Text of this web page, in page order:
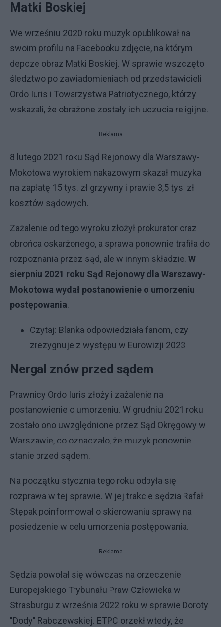
Matki Boskiej
We wrześniu 2020 roku muzyk opublikował na
swoim profilu na Facebooku zdjęcie, na którym
depcze obraz Matki Boskiej. W sprawie wszczęto
śledztwo po zawiadomieniach od przedstawicieli
Ordo Iuris i Towarzystwa Patriotycznego, którzy
wskazali, że obrażone zostały ich uczucia religijne.
Reklama
8 lutego 2021 roku Sąd Rejonowy dla Warszawy-
Mokotowa wyrokiem nakazowym skazał muzyka
na zapłatę 15 tys. zł grzywny i prawie 3,5 tys. zł
kosztów sądowych.
Zażalenie od tego wyroku złożył prokurator oraz
obrońca oskarżonego, a sprawa ponownie trafiła do
rozpoznania przez sąd, ale w innym składzie. W
sierpniu 2021 roku Sąd Rejonowy dla Warszawy-
Mokotowa wydał postanowienie o umorzeniu
postępowania.
Czytaj: Blanka odpowiedziała fanom, czy
zrezygnuje z występu w Eurowizji 2023
Nergal znów przed sądem
Prawnicy Ordo Iuris złożyli zażalenie na
postanowienie o umorzeniu. W grudniu 2021 roku
zostało ono uwzględnione przez Sąd Okręgowy w
Warszawie, co oznaczało, że muzyk ponownie
stanie przed sądem.
Na początku stycznia tego roku odbyła się
rozprawa w tej sprawie. W jej trakcie sędzia Rafał
Stępak poinformował o skierowaniu sprawy na
posiedzenie w celu umorzenia postępowania.
Reklama
Sędzia powołał się wówczas na orzeczenie
Europejskiego Trybunału Praw Człowieka w
Strasburgu z września 2022 roku w sprawie Doroty
"Dody" Rabczewskiej. ETPC orzekł wtedy, że